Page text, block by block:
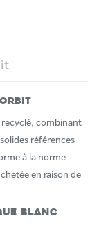
combinant
références
à la norme
en raison de
Blanc